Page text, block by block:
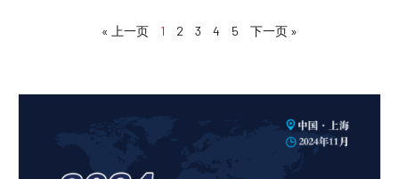
« 上一页 1 2 3 4 5 下一页 »